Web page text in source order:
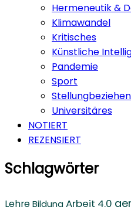
Hermeneutik &
Klimawandel
Kritisches
Künstliche
Pandemie
Sport
Stellungbeziehen
Universitäres
NOTIERT
REZENSIERT
Schlagwörter
Lehre Bildung Arbeit 4.0